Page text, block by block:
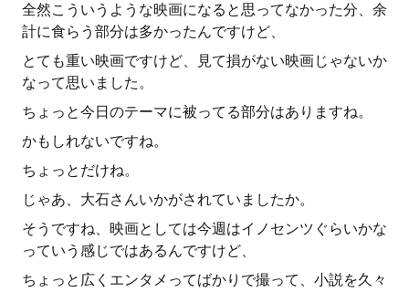
全然こういうような映画になると思ってなかった分、余
計に食らう部分は多かったんですけど、
とても重い映画ですけど、見て損がない映画じゃないか
なって思いました。
ちょっと今日のテーマに被ってる部分はありますね。
かもしれないですね。
ちょっとだけね。
じゃあ、大石さんいかがされていましたか。
そうですね、映画としては今週はイノセンツぐらいかな
っていう感じではあるんですけど、
ちょっと広くエンタメってばかりで撮って、小説を久々